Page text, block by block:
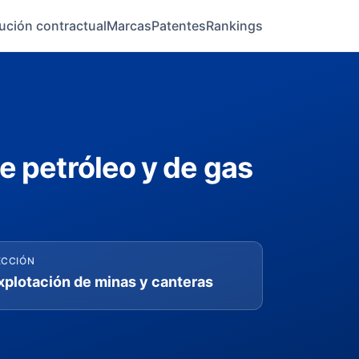
contractualMarcasPatentesRankings
petróleo y de gas
de minas y canteras